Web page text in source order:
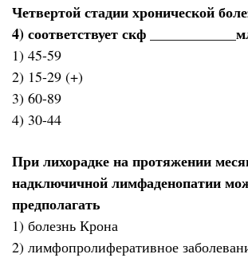
Четвертой стадии хронической
4) соответствует скф
1) 45-59
2) 15-29 (+)
3) 60-89
4) 30-44
При лихорадке на протяжении
надключичной лимфаденопатии
предполагать
1) болезнь Крона
2) лимфопролиферативное